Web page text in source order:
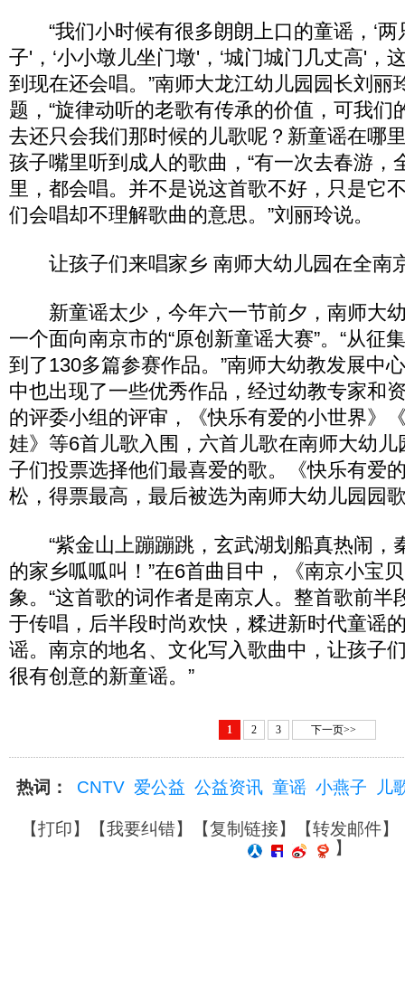
“我们小时候有很多朗朗上口的童谣，‘两
子'，‘小小墩儿坐门墩'，‘城门城门几丈高'，
到现在还会唱。”南师大龙江幼儿园园长刘丽
题，“旋律动听的老歌有传承的价值，可我们
去还只会我们那时候的儿歌呢？新童谣在哪
孩子嘴里听到成人的歌曲，“有一次去春游，
里，都会唱。并不是说这首歌不好，只是它
们会唱却不理解歌曲的意思。”刘丽玲说。
让孩子们来唱家乡 南师大幼儿园在全南京
新童谣太少，今年六一节前夕，南师大
一个面向南京市的“原创新童谣大赛”。“从征
到了130多篇参赛作品。”南师大幼教发展中
中也出现了一些优秀作品，经过幼教专家和
的评委小组的评审，《快乐有爱的小世界》
娃》等6首儿歌入围，六首儿歌在南师大幼
子们投票选择他们最喜爱的歌。《快乐有爱
松，得票最高，最后被选为南师大幼儿园园
“紫金山上蹦蹦跳，玄武湖划船真热闹，
的家乡呱呱叫！”在6首曲目中，《南京小宝
象。“这首歌的词作者是南京人。整首歌前半
于传唱，后半段时尚欢快，糅进新时代童谣
谣。南京的地名、文化写入歌曲中，让孩子
很有创意的新童谣。”
1 2 3 下一页>>
热词： CNTV 爱公益 公益资讯 童谣 小燕子 儿
【打印】【我要纠错】【复制链接】【转发邮件】
】